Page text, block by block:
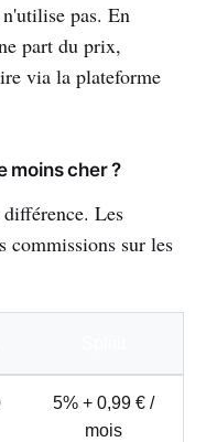
pas. En
part du prix,
via la plateforme
moins cher ?
Les
commissions sur les
5% + 0,99 € /
mois